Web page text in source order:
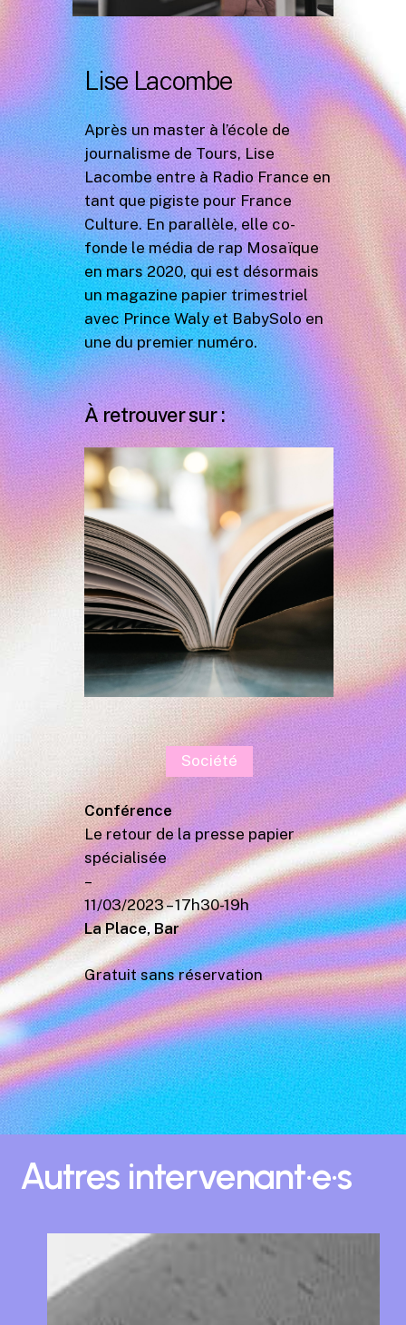
Lise Lacombe
Après un master à l’école de
journalisme de Tours, Lise
Lacombe entre à Radio France en
tant que pigiste pour France
Culture. En parallèle, elle co-
fonde le média de rap Mosaïque
en mars 2020, qui est désormais
un magazine papier trimestriel
avec Prince Waly et BabySolo en
une du premier numéro.
À retrouver sur :
Société
Conférence
Le retour de la presse papier
spécialisée
–
11/03/2023 – 17h30-19h
La Place, Bar
Gratuit sans réservation
Autres intervenant·e·s